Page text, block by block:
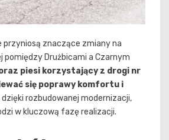
przyniosą znaczące zmiany na
pomiędzy Drużbicami a Czarnym
piesi korzystający z drogi nr
się poprawy komfortu i
dzięki rozbudowanej modernizacji,
w kluczową fazę realizacji.